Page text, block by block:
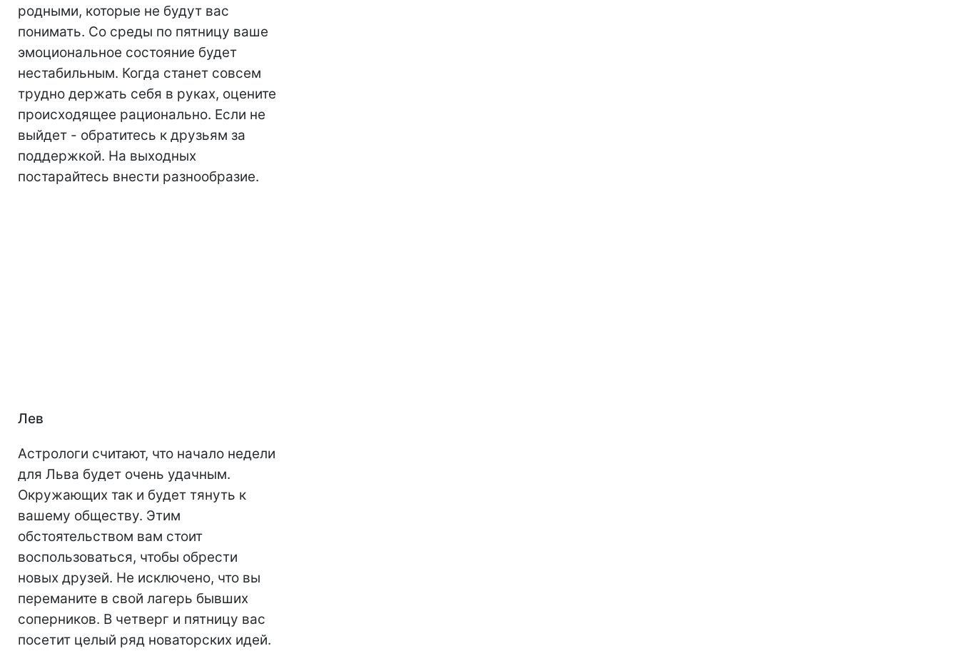
родными, которые не будут вас
понимать. Со среды по пятницу ваше
эмоциональное состояние будет
нестабильным. Когда станет совсем
трудно держать себя в руках, оцените
происходящее рационально. Если не
выйдет - обратитесь к друзьям за
поддержкой. На выходных
постарайтесь внести разнообразие.
Лев
Астрологи считают, что начало недели
для Льва будет очень удачным.
Окружающих так и будет тянуть к
вашему обществу. Этим
обстоятельством вам стоит
воспользоваться, чтобы обрести
новых друзей. Не исключено, что вы
переманите в свой лагерь бывших
соперников. В четверг и пятницу вас
посетит целый ряд новаторских идей.